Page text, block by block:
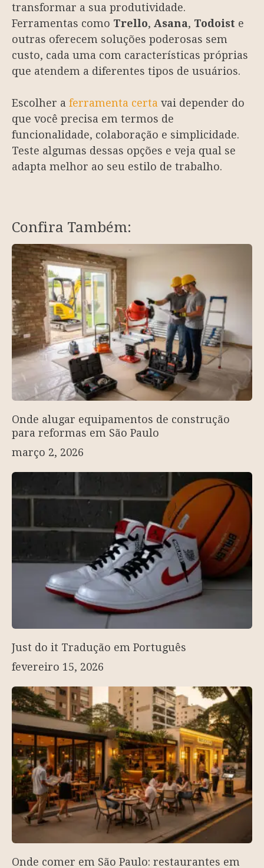
transformar a sua produtividade.
Ferramentas como Trello, Asana, Todoist e
outras oferecem soluções poderosas sem
custo, cada uma com características próprias
que atendem a diferentes tipos de usuários.
Escolher a ferramenta certa vai depender do
que você precisa em termos de
funcionalidade, colaboração e simplicidade.
Teste algumas dessas opções e veja qual se
adapta melhor ao seu estilo de trabalho.
Confira Também:
Onde alugar equipamentos de construção
para reformas em São Paulo
março 2, 2026
Just do it Tradução em Português
fevereiro 15, 2026
Onde comer em São Paulo: restaurantes em